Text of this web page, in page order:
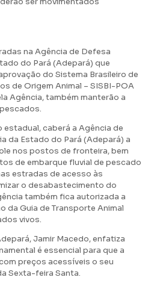
na Agência de Defesa
do Pará (Adepará) que
do Sistema Brasileiro de
de Origem Animal – SISBI-POA
Agência, também manterão a
caberá a Agência de
da Estado do Pará (Adepará) a
nos postos de fronteira, bem
de embarque fluvial de pescado
estradas de acesso às
o desabastecimento do
também fica autorizada a
da Guia de Transporte Animal
vivos.
Jamir Macedo, enfatiza
é essencial para que a
preços acessíveis o seu
Sexta-feira Santa.